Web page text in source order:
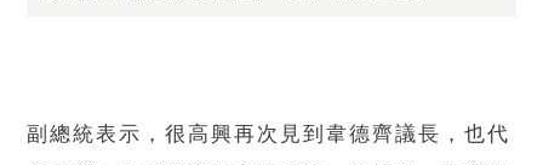
副總統表示，很高興再次見到韋德齊議長，也代